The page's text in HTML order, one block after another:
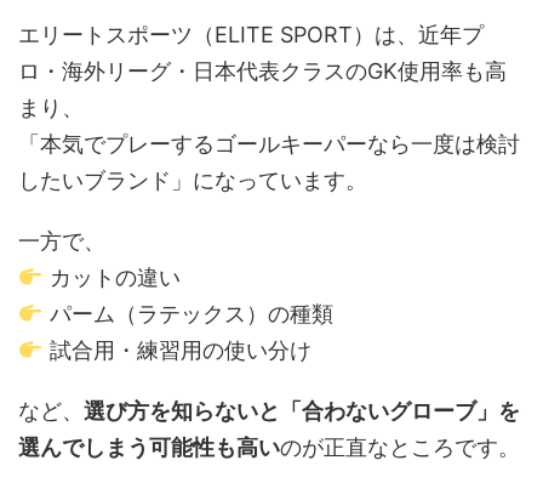
エリートスポーツ（ELITE SPORT）は、近年プ
ロ・海外リーグ・日本代表クラスのGK使用率も高
まり、
「本気でプレーするゴールキーパーなら一度は検討
したいブランド」になっています。
一方で、
カットの違い
パーム（ラテックス）の種類
試合用・練習用の使い分け
など、 選び方を知らないと「合わないグローブ」を
選んでしまう可能性も高いのが正直なところです。